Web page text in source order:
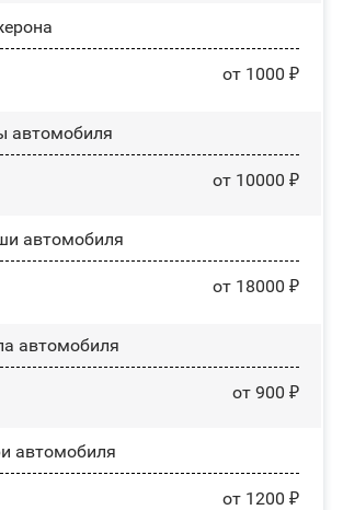
от 1000 ₽
автомобиля
от 10000 ₽
автомобиля
от 18000 ₽
автомобиля
от 900 ₽
автомобиля
от 1200 ₽